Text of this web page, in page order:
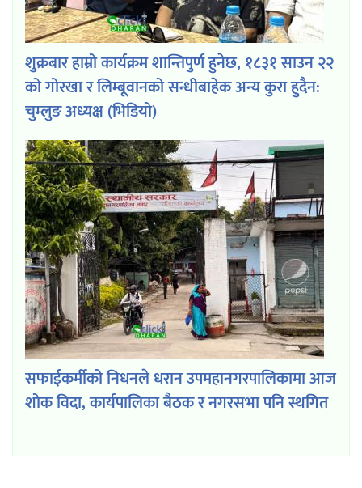
शुक्रबार हाम्रो कार्यक्रम शान्तिपुर्ण हुनेछ, १८३१ साउन २२
को गोरखा र लिम्बूवानको सन्धीबाहेक अन्य कुरा हुदैन:
चुम्लुङ अध्यक्ष (भिडियो)
सफाईकर्मीको निधनले धरान उपमहानगरपालिकामा आज
शोक विदा, कार्यपालिका बैठक र नगरसभा पनि स्थगित